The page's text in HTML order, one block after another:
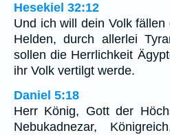
Hesekiel 32:12
Und ich will dein Volk
Helden, durch allerlei
sollen die Herrlichkeit
ihr Volk vertilgt werde.
Daniel 5:18
Herr König, Gott der
Nebukadnezar,